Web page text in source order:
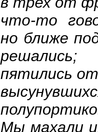
что-то
но ближе
пятились от
Мы махали